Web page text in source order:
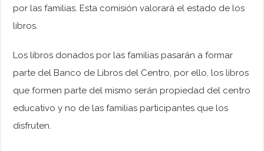
por las familias. Esta comisión valorará el estado de los
libros.
Los libros donados por las familias pasarán a formar
parte del Banco de Libros del Centro, por ello, los libros
que formen parte del mismo serán propiedad del centro
educativo y no de las familias participantes que los
disfruten.